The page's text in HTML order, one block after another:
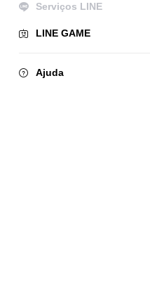
Serviços LINE
LINE GAME
Ajuda